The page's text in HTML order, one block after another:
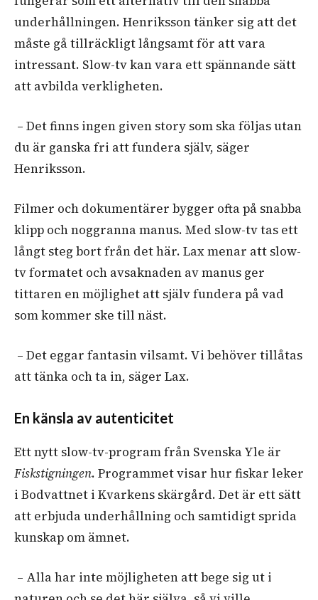
underhållningen. Henriksson tänker sig att det
måste gå tillräckligt långsamt för att vara
intressant. Slow-tv kan vara ett spännande sätt
att avbilda verkligheten.
– Det finns ingen given story som ska följas utan
du är ganska fri att fundera själv, säger
Henriksson.
Filmer och dokumentärer bygger ofta på snabba
klipp och noggranna manus. Med slow-tv tas ett
långt steg bort från det här. Lax menar att slow-
tv formatet och avsaknaden av manus ger
tittaren en möjlighet att själv fundera på vad
som kommer ske till näst.
– Det eggar fantasin vilsamt. Vi behöver tillåtas
att tänka och ta in, säger Lax.
En känsla av autenticitet
Ett nytt slow-tv-program från Svenska Yle är
Fiskstigningen. Programmet visar hur fiskar leker
i Bodvattnet i Kvarkens skärgård. Det är ett sätt
att erbjuda underhållning och samtidigt sprida
kunskap om ämnet.
– Alla har inte möjligheten att bege sig ut i